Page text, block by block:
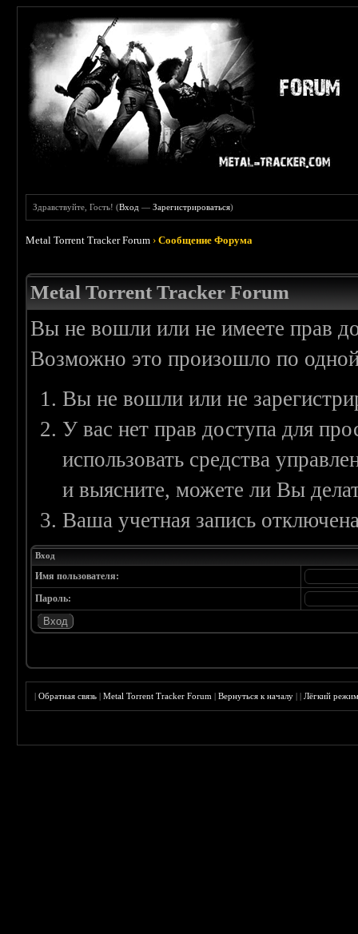
Здравствуйте, Гость! (Вход —Зарегистрироваться)
Metal Torrent Tracker Forum ›Сообщение Форума
Metal Torrent Tracker Forum
Вы не вошли или не имеете прав
Возможно это произошло по
Вы не вошли или не
У вас нет прав доступа для
использовать средства
и выясните, можете ли Вы
Ваша учетная запись
Вход
Имя пользователя:
Пароль:
|Обратная связь |Metal Torrent Tracker Forum |Вернуться к началу ||Лёгкий